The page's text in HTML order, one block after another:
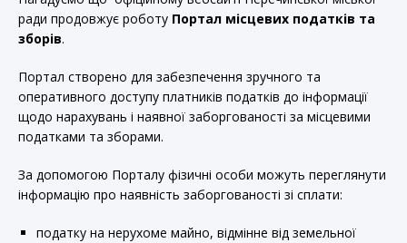
ради продовжує роботу Портал місцевих податків та
зборів.
Портал створено для забезпечення зручного та
оперативного доступу платників податків до інформації
щодо нарахувань і наявної заборгованості за місцевими
податками та зборами.
За допомогою Порталу фізичні особи можуть переглянути
інформацію про наявність заборгованості зі сплати:
податку на нерухоме майно, відмінне від земельної